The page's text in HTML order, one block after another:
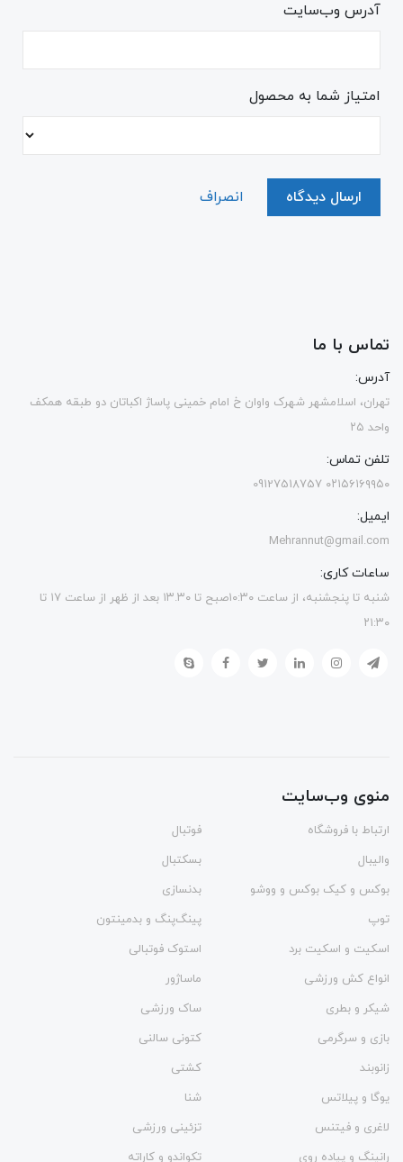
آدرس وب‌سایت
امتیاز شما به محصول
ارسال دیدگاه انصراف
تماس با ما
آدرس:
تهران، اسلامشهر شهرک واوان خ امام خمینی پاساژ اکباتان دو طبقه همکف
واحد ۲۵
تلفن تماس:
۰۲۱۵۶۱۶۹۹۵۰ 09127518757
ایمیل:
Mehrannut@gmail.com
ساعات کاری:
شنبه تا پنجشنبه، از ساعت ۱۰:۳۰صبح تا ۱۳.۳۰ بعد از ظهر از ساعت ۱۷ تا
۲۱:۳۰
منوی وب‌سایت
ارتباط با فروشگاه
فوتبال
والیبال
بسکتبال
بوکس و کیک بوکس و ووشو
بدنسازی
توپ
پینگ‌پنگ و بدمينتون
اسکیت و اسکیت برد
استوک فوتبالی
انواع کش ورزشی
ماساژور
شیکر و بطری
ساک ورزشی
بازی و سرگرمی
کتونی سالنی
زانوبند
کشتی
یوگا و پیلاتس
شنا
لاغری و فیتنس
تزئینی ورزشی
رانینگ و پیاده روی
تکواندو و کاراته